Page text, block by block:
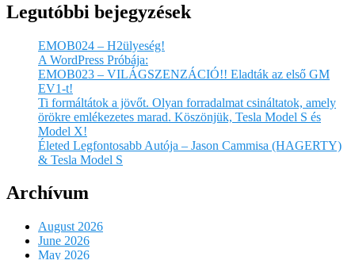
Legutóbbi bejegyzések
EMOB024 – H2ülyeség!
A WordPress Próbája:
EMOB023 – VILÁGSZENZÁCIÓ!! Eladták az első GM
EV1-t!
Ti formáltátok a jövőt. Olyan forradalmat csináltatok, amely
örökre emlékezetes marad. Köszönjük, Tesla Model S és
Model X!
Életed Legfontosabb Autója – Jason Cammisa (HAGERTY)
& Tesla Model S
Archívum
August 2026
June 2026
May 2026